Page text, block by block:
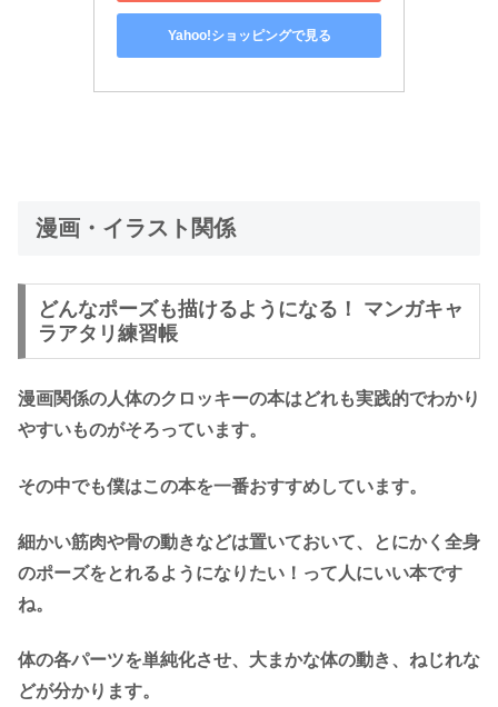
Yahoo!ショッピングで見る
漫画・イラスト関係
どんなポーズも描けるようになる！ マンガキャ
ラアタリ練習帳
漫画関係の人体のクロッキーの本はどれも実践的でわかり
やすいものがそろっています。
その中でも僕はこの本を一番おすすめしています。
細かい筋肉や骨の動きなどは置いておいて、とにかく全身
のポーズをとれるようになりたい！って人にいい本です
ね。
体の各パーツを単純化させ、大まかな体の動き、ねじれな
どが分かります。